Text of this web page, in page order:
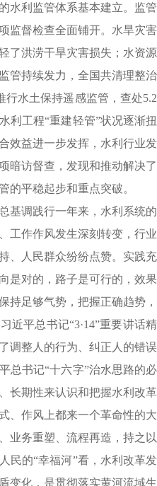
水利监管体系基本建立。监管
监督检查全面铺开。水旱灾害
了洪涝干旱灾害损失；水资源
管持续发力，全国共清理整治
行水土保持遥感监管，查处5.2
利工程“重建轻管”状况逐渐扭
效益进一步发挥，水利行业发
暗访督查，发现和推动解决了
的平稳起步和重点突破。
调践行一年来，水利系统的
工作作风发生深刻转变，行业
、人民群众纷纷点赞。实践充
是对的，路子是可行的，效果
持足够气势，把握正确趋势，
近平总书记“3·14”重要讲话精
调整人的行为、纠正人的错误
总书记“十六字”治水思路的必
长期性来认识和把握水利改革
、作风上都来一个革命性的大
业务重塑、流程再造，持之以
民的“幸福河”看，水利改革发
变化，是贯彻落实黄河流域生